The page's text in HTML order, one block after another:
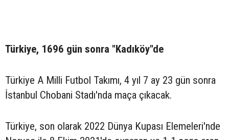
Türkiye, 1696 gün sonra "Kadıköy"de
Türkiye A Milli Futbol Takımı, 4 yıl 7 ay 23 gün sonra
İstanbul Chobani Stadı'nda maça çıkacak.
Türkiye, son olarak 2022 Dünya Kupası Elemeleri'nde